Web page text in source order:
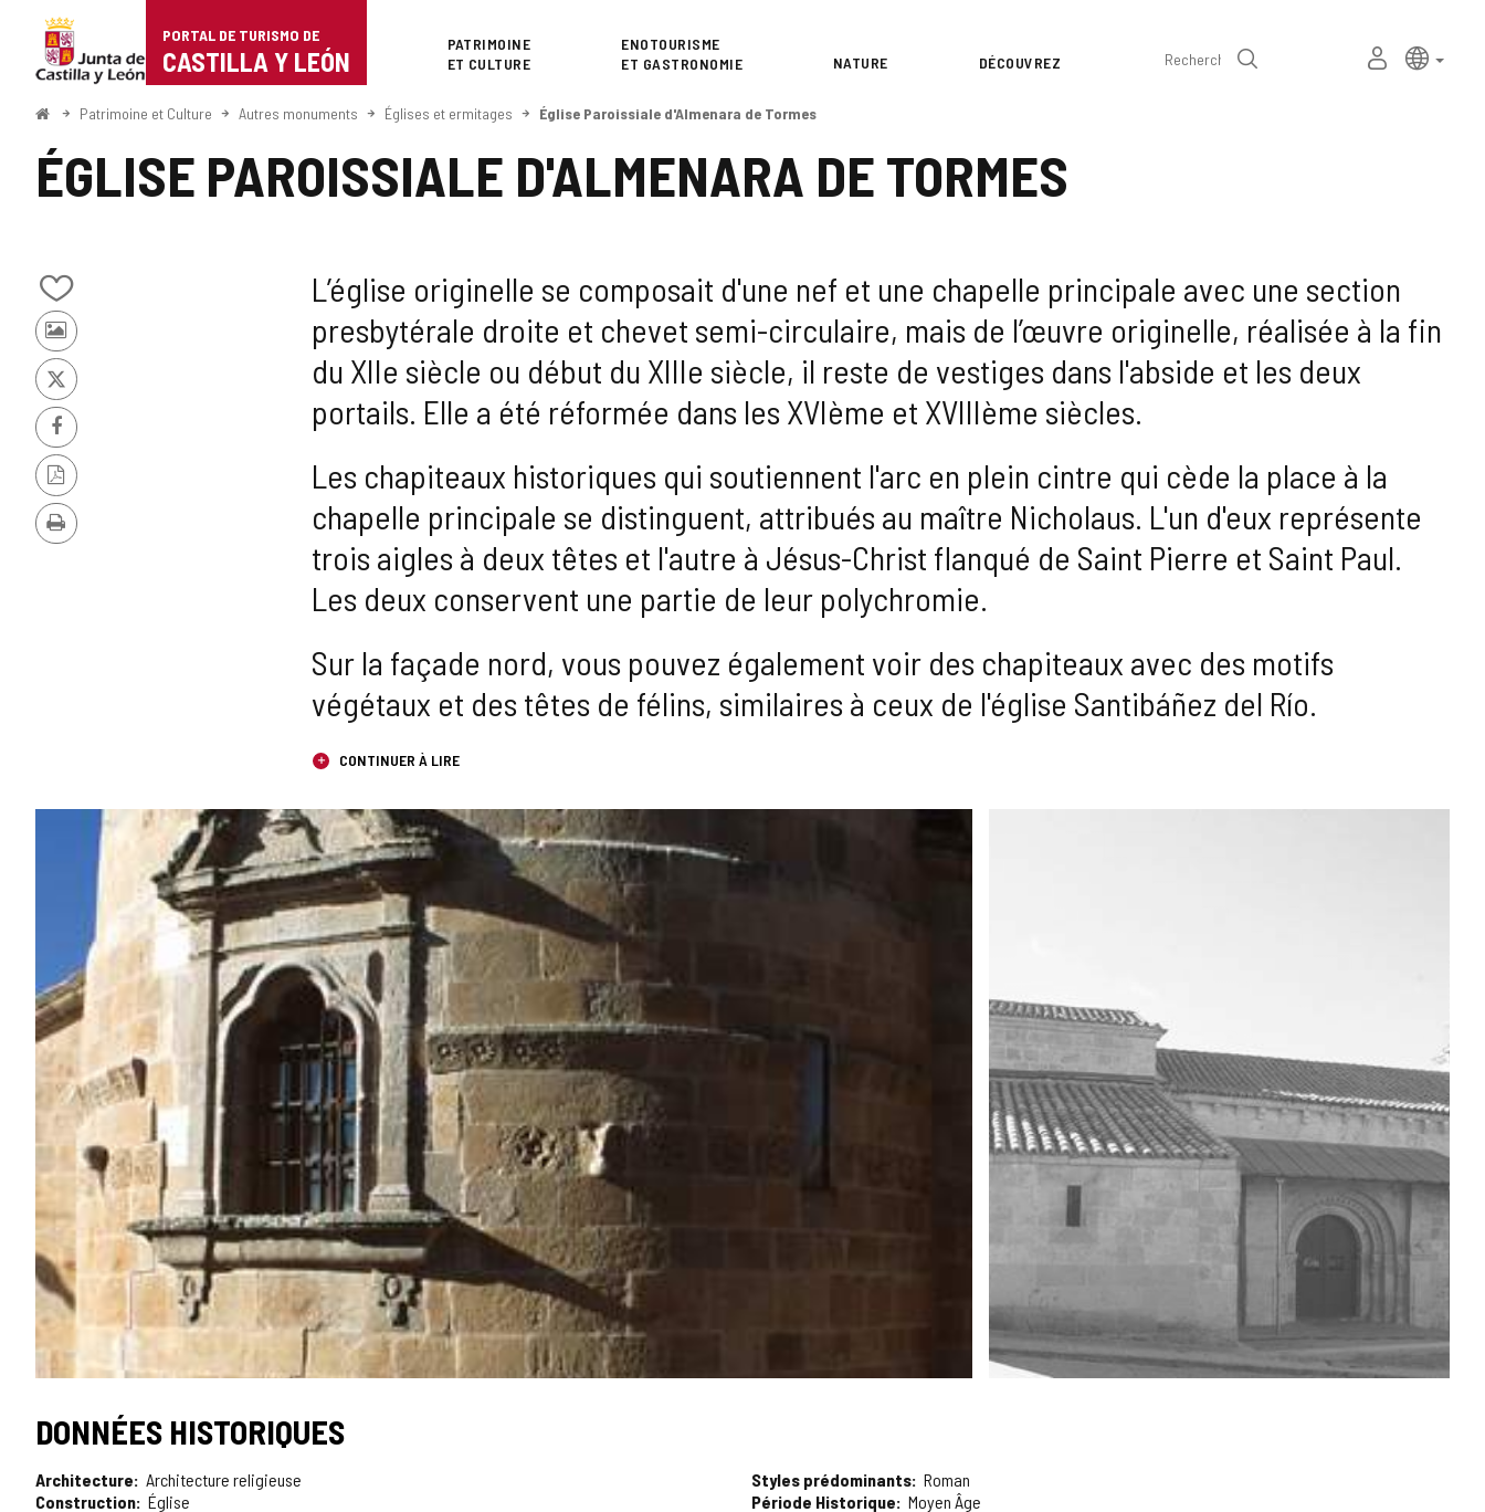
Portal
de
Turismo
Castilla
León
PORTAL DE TURISMO DE
CASTILLA Y LEÓN
Superior
PATRIMOINE
ET CULTURE
ENOTOURISME
ET GASTRONOMIE
NATURE DÉCOUVREZ Recherche
MON
ESPACE
Sélecteur
de
Langue
<
Patrimoine et Culture Autres monuments Églises et ermitages Église Paroissiale d'Almenara de Tormes
ÉGLISE PAROISSIALE D'ALMENARA DE TORMES
Ajouter/retirer
le
contenu
de
cahiers
Photos
d'autres
touristes
X
Facebook
Version
PDF
Imprimer
L’église originelle se composait d'une nef et une chapelle principale avec une section
presbytérale droite et chevet semi-circulaire, mais de l’œuvre originelle, réalisée à la fin
du XIIe siècle ou début du XIIIe siècle, il reste de vestiges dans l'abside et les deux
portails. Elle a été réformée dans les XVIème et XVIIIème siècles.
Les chapiteaux historiques qui soutiennent l'arc en plein cintre qui cède la place à la
chapelle principale se distinguent, attribués au maître Nicholaus. L'un d'eux représente
trois aigles à deux têtes et l'autre à Jésus-Christ flanqué de Saint Pierre et Saint Paul.
Les deux conservent une partie de leur polychromie.
Sur la façade nord, vous pouvez également voir des chapiteaux avec des motifs
végétaux et des têtes de félins, similaires à ceux de l'église Santibáñez del Río.
CONTINUER À LIRE
GALERIE
IMAGES
DONNÉES HISTORIQUES
Architecture
Architecture religieuse
Construction Église
Styles prédominants Roman
Période Historique
Moyen Âge